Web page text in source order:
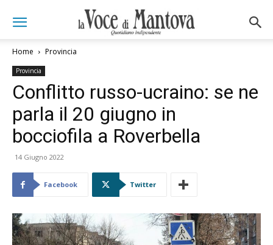
Home Provincia
Provincia
Conflitto russo-ucraino: se ne
parla il 20 giugno in
bocciofila a Roverbella
14 Giugno 2022
Facebook Twitter